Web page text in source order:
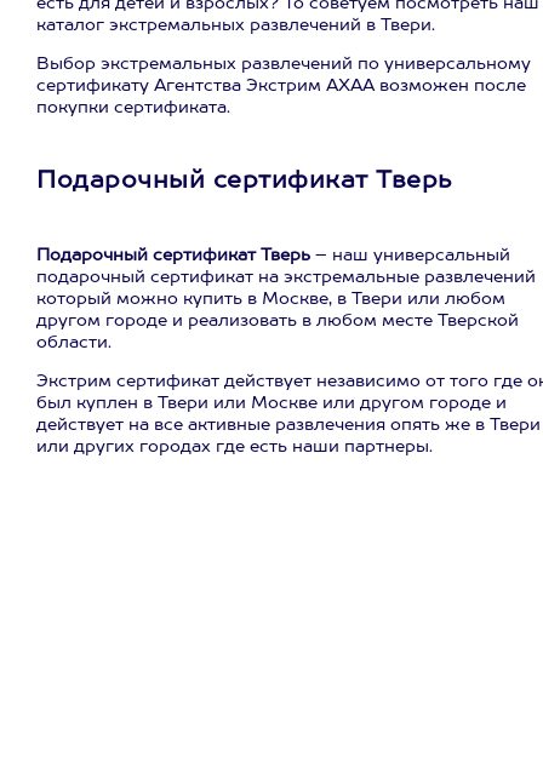
есть для детей и взрослых? То советуем посмотреть наш
каталог экстремальных развлечений в Твери.
Выбор экстремальных развлечений по универсальному
сертификату Агентства Экстрим АХАА возможен после
покупки сертификата.
Подарочный сертификат Тверь
Подарочный сертификат Тверь – наш универсальный
подарочный сертификат на экстремальные развлечений
который можно купить в Москве, в Твери или любом
другом городе и реализовать в любом месте Тверской
области.
Экстрим сертификат действует независимо от того где
был куплен в Твери или Москве или другом городе и
действует на все активные развлечения опять же в Твери
или других городах где есть наши партнеры.